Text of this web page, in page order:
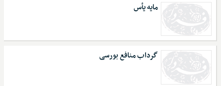
مایه یأس
گرداب منافع بورسی